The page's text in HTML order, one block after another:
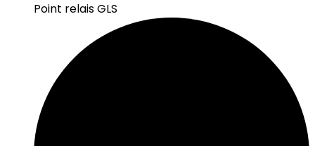
Point relais GLS